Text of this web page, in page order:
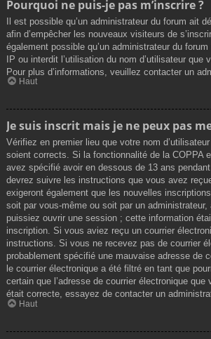
Pourquoi ne puis-je pas m’inscrire ?
Il est possible qu’un administrateur du forum ait
afin d’empêcher les nouveaux visiteurs de
également possible qu’un administrateur du
IP ou interdit l’utilisation du nom d’utilisateur que
Pour plus d’informations, veuillez contacter un
Haut
Je suis inscrit mais je ne peux pas
Vérifiez en premier lieu que votre nom
soient corrects. Si la fonctionnalité de la COPPA
avez spécifié avoir en dessous de 13 ans
devrez suivre les instructions que vous avez
exigeront également que les nouvelles
soit par vous-même ou soit par un administrateur,
puissiez ouvrir une session ; cette information
inscription. Si vous aviez reçu un courrier
instructions. Si vous ne recevez pas de courrier
probablement spécifié une mauvaise adresse de
le courrier électronique a été filtré en tant que
certain que l’adresse de courrier électronique
était correcte, essayez de contacter un
Haut